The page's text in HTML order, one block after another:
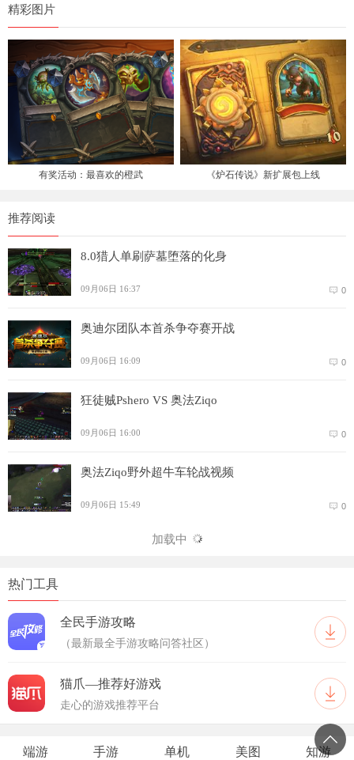
精彩图片
有奖活动：最喜欢的橙武 《炉石传说》新扩展包上线
推荐阅读
8.0猎人单刷萨墓堕落的化身
09月06日 16:37 0
奥迪尔团队本首杀争夺赛开战
09月06日 16:09 0
狂徒贼Pshero VS 奥法Ziqo
09月06日 16:00 0
奥法Ziqo野外超牛车轮战视频
09月06日 15:49 0
加载中
热门工具
全民手游攻略
（最新最全手游攻略问答社区）
猫爪—推荐好游戏
走心的游戏推荐平台
端游 手游 单机 美图 知游